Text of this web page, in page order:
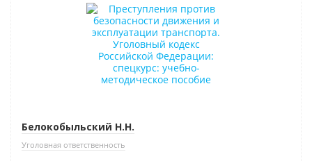
Белокобыльский Н.Н.
Уголовная ответственность